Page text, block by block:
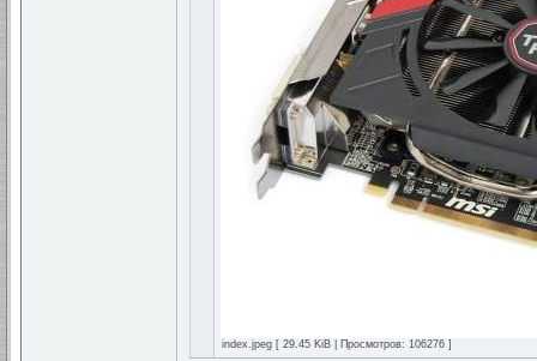
index.jpeg [ 29.45 KiB | Просмотров: 106276 ]